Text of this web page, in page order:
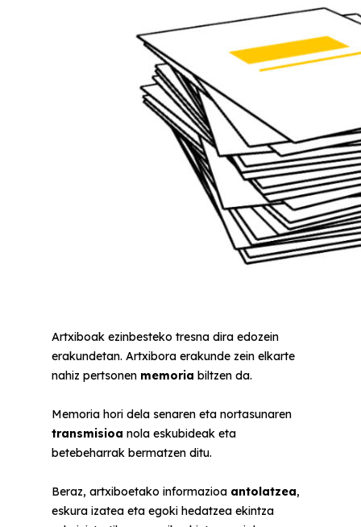
Artxiboak ezinbesteko tresna dira edozein
erakundetan. Artxibora erakunde zein elkarte
nahiz pertsonen memoria biltzen da.
Memoria hori dela senaren eta nortasunaren
transmisioa nola eskubideak eta
betebeharrak bermatzen ditu.
Beraz, artxiboetako informazioa antolatzea,
eskura izatea eta egoki hedatzea ekintza